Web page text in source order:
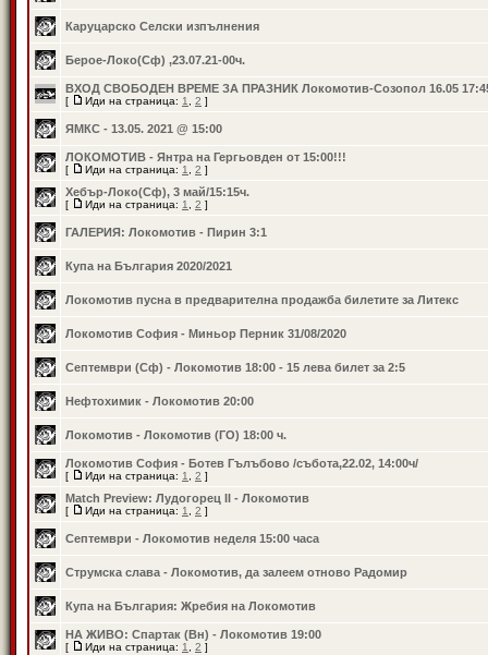
Каруцарско Селски изпълнения
Берое-Локо(Сф) ,23.07.21-00ч.
ВХОД СВОБОДЕН ВРЕМЕ ЗА ПРАЗНИК Локомотив-Созопол 16.05
[ Иди на страница: 1 2 ]
ЯМКС - 13.05. 2021 @ 15:00
ЛОКОМОТИВ - Янтра на Гергьовден от 15:00!!!
[ Иди на страница: 1 2 ]
Хебър-Локо(Сф), 3 май/15:15ч.
[ Иди на страница: 1 2 ]
ГАЛЕРИЯ: Локомотив - Пирин 3:1
Купа на България 2020/2021
Локомотив пусна в предварителна продажба билетите за Литекс
Локомотив София - Миньор Перник 31/08/2020
Септември (Сф) - Локомотив 18:00 - 15 лева билет за 2:5
Нефтохимик - Локомотив 20:00
Локомотив - Локомотив (ГО) 18:00 ч.
Локомотив София - Ботев Гълъбово /събота,22.02, 14:00ч/
[ Иди на страница: 1 2 ]
Match Preview: Лудогорец II - Локомотив
[ Иди на страница: 1 2 ]
Септември - Локомотив неделя 15:00 часа
Струмска слава - Локомотив, да залеем отново Радомир
Купа на България: Жребия на Локомотив
НА ЖИВО: Спартак (Вн) - Локомотив 19:00
[ Иди на страница: 1 2 ]